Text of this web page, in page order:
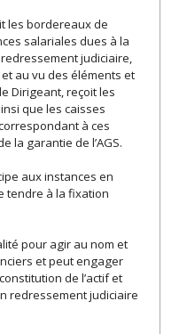
les bordereaux de
salariales dues à la
judiciaire,
et au vu des éléments et
Dirigeant, reçoit les
que les caisses
à ces
la garantie de l’AGS.
aux instances en
tendre à la fixation
pour agir au nom et
et peut engager
de l’actif et
redressement judiciaire